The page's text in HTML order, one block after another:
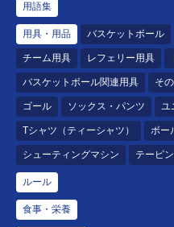
用語集
用具・用品 バスケットボール
チーム用具 レフェリー用具
バスケットボール関連用具 そ
ゴール ソックス・パンツ ユ
Tシャツ（ティーシャツ） ボー
シューティングマシン テーピ
ルール
食事・栄養